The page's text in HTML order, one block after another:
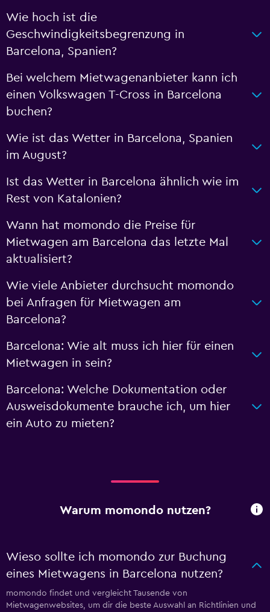
Wie hoch ist die
Geschwindigkeitsbegrenzung in
Barcelona, Spanien?
Bei welchem Mietwagenanbieter kann ich
einen Volkswagen T-Cross in Barcelona
buchen?
Wie ist das Wetter in Barcelona, Spanien
im August?
Ist das Wetter in Barcelona ähnlich wie im
Rest von Katalonien?
Wann hat momondo die Preise für
Mietwagen am Barcelona das letzte Mal
aktualisiert?
Wie viele Anbieter durchsucht momondo
bei Anfragen für Mietwagen am
Barcelona?
Barcelona: Wie alt muss ich hier für einen
Mietwagen in sein?
Barcelona: Welche Dokumentation oder
Ausweisdokumente brauche ich, um hier
ein Auto zu mieten?
Warum momondo nutzen?
Wieso sollte ich momondo zur Buchung
eines Mietwagens in Barcelona nutzen?
momondo findet und vergleicht Tausende von
Mietwagenwebsites, um dir die beste Auswahl an Richtlinien und